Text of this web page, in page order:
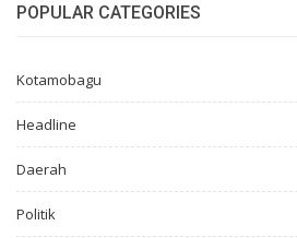
POPULAR CATEGORIES
Kotamobagu
Headline
Daerah
Politik